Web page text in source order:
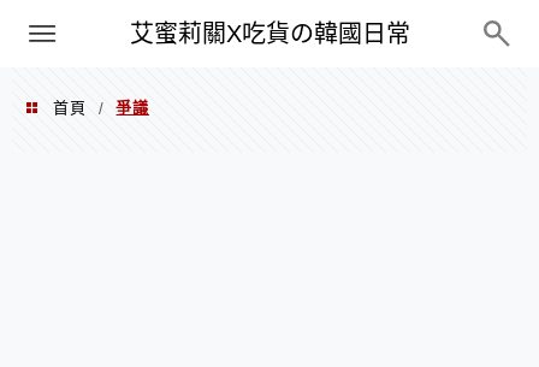
艾蜜莉關X吃貨の韓國日常
PXN
首頁 / 爭議